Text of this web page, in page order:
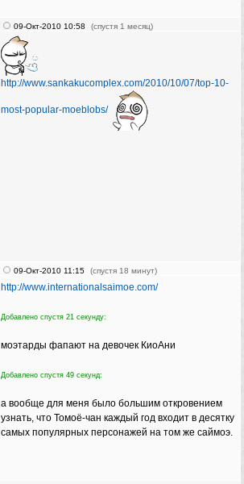
09-Окт-2010 10:58 (спустя 1 месяц)
http://www.sankakucomplex.com/2010/10/07/top-10-
most-popular-moeblobs/
09-Окт-2010 11:15 (спустя 18 минут)
http://www.internationalsaimoe.com/
Добавлено спустя 21 секунду:
моэтарды фапают на девочек КиоАни
Добавлено спустя 49 секунд:
а вообще для меня было большим откровением
узнать, что Томоё-чан каждый год входит в десятку
самых популярных персонажей на том же саймоэ.